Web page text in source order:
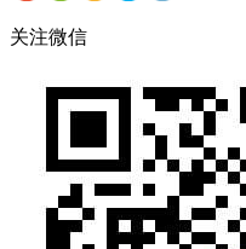
关注微信